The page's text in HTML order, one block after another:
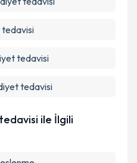
tedavisi
tedavisi
tedavisi
ile İlgili